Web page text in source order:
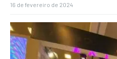
16 de fevereiro de 2024